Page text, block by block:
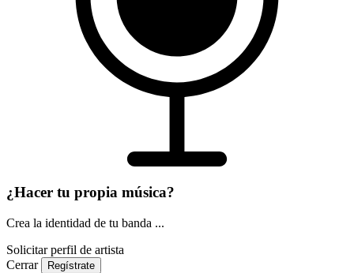
¿Hacer tu propia música?
Crea la identidad de tu banda ...
Solicitar perfil de artista
Cerrar
Regístrate